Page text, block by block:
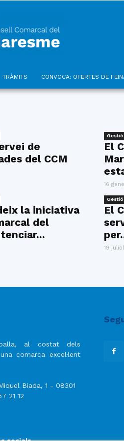
Comarcal
del
Maresme
TRÀMITS CONVOCA: OFERTES DE
de
del CCM
El
16
la iniciativa
del
El
19
al costat dels
comarca excel·lent
Biada, 1 - 08301
21 12